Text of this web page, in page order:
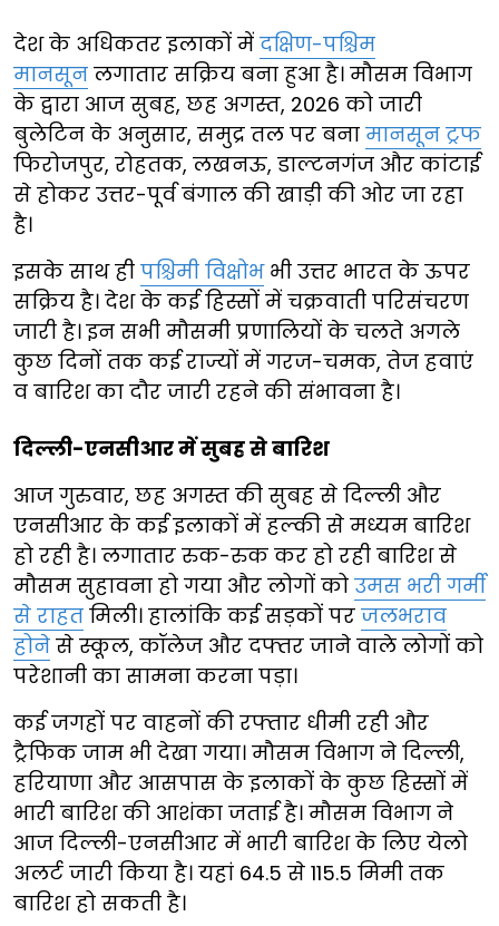
देश के अधिकतर इलाकों में दक्षिण-पश्चिम
मानसून लगातार सक्रिय बना हुआ है। मौसम विभाग
के द्वारा आज सुबह, छह अगस्त, 2026 को जारी
बुलेटिन के अनुसार, समुद्र तल पर बना मानसून ट्रफ
फिरोजपुर, रोहतक, लखनऊ, डाल्टनगंज और कांटाई
से होकर उत्तर-पूर्व बंगाल की खाड़ी की ओर जा रहा
है।
इसके साथ ही पश्चिमी विक्षोभभी उत्तर भारत के ऊपर
सक्रिय है। देश के कई हिस्सों में चक्रवाती परिसंचरण
जारी है। इन सभी मौसमी प्रणालियों के चलते अगले
कुछ दिनों तक कई राज्यों में गरज-चमक, तेज हवाएं
व बारिश का दौर जारी रहने की संभावना है।
दिल्ली-एनसीआर में सुबह से बारिश
आज गुरुवार, छह अगस्त की सुबह से दिल्ली और
एनसीआर के कई इलाकों में हल्की से मध्यम बारिश
हो रही है। लगातार रुक-रुक कर हो रही बारिश से
मौसम सुहावना हो गया और लोगों को उमस भरी गर्मी
से राहत मिली। हालांकि कई सड़कों पर जलभराव
होने से स्कूल, कॉलेज और दफ्तर जाने वाले लोगों को
परेशानी का सामना करना पड़ा।
कई जगहों पर वाहनों की रफ्तार धीमी रही और
ट्रैफिक जाम भी देखा गया। मौसम विभाग ने दिल्ली,
हरियाणा और आसपास के इलाकों के कुछ हिस्सों में
भारी बारिश की आशंका जताई है। मौसम विभाग ने
आज दिल्ली-एनसीआर में भारी बारिश के लिए येलो
अलर्ट जारी किया है। यहां 64.5 से 115.5 मिमी तक
बारिश हो सकती है।